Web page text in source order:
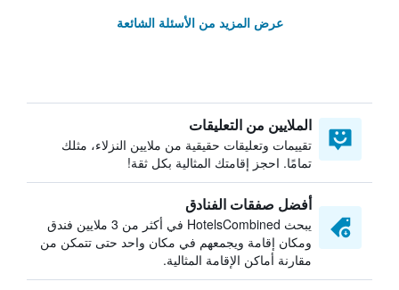
عرض المزيد من الأسئلة الشائعة
الملايين من التعليقات
تقييمات وتعليقات حقيقية من ملايين النزلاء، مثلك
تمامًا. احجز إقامتك المثالية بكل ثقة!
أفضل صفقات الفنادق
يبحث HotelsCombined في أكثر من 3 ملايين فندق
ومكان إقامة ويجمعهم في مكان واحد حتى تتمكن من
مقارنة أماكن الإقامة المثالية.